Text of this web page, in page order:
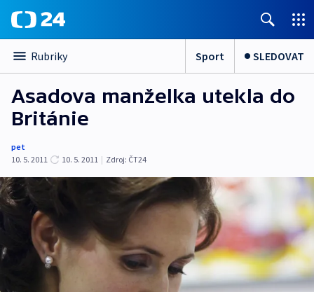
Rubriky Sport SLEDOVAT
Asadova manželka utekla do
Británie
pet
10. 5. 2011
10. 5. 2011 | Zdroj: ČT24